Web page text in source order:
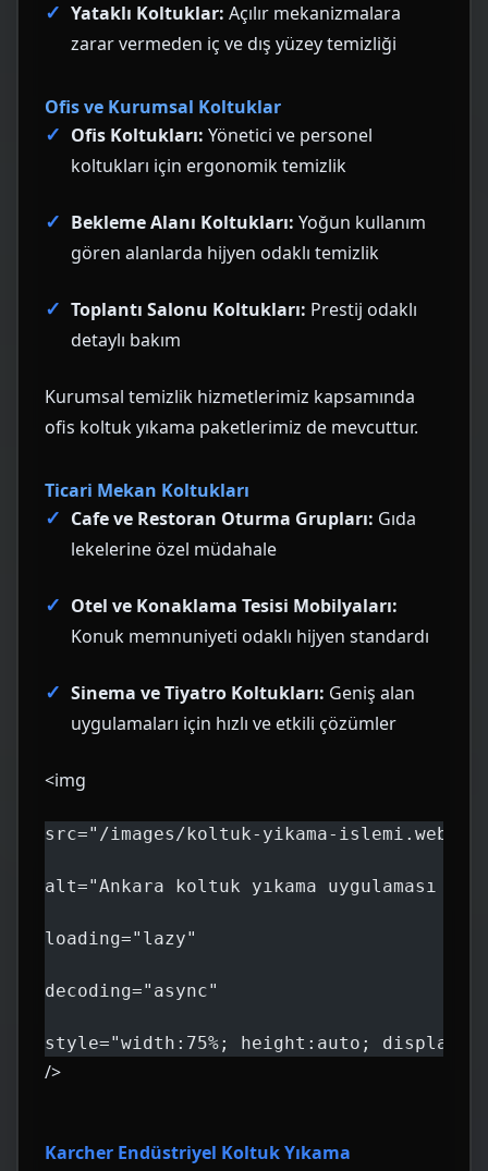
Yataklı Koltuklar: Açılır mekanizmalara
zarar vermeden iç ve dış yüzey temizliği
Ofis ve Kurumsal Koltuklar
Ofis Koltukları: Yönetici ve personel
koltukları için ergonomik temizlik
Bekleme Alanı Koltukları: Yoğun kullanım
gören alanlarda hijyen odaklı temizlik
Toplantı Salonu Koltukları: Prestij odaklı
detaylı bakım
Kurumsal temizlik hizmetlerimiz kapsamında
ofis koltuk yıkama paketlerimiz de mevcuttur.
Ticari Mekan Koltukları
Cafe ve Restoran Oturma Grupları: Gıda
lekelerine özel müdahale
Otel ve Konaklama Tesisi Mobilyaları:
Konuk memnuniyeti odaklı hijyen standardı
Sinema ve Tiyatro Koltukları: Geniş alan
uygulamaları için hızlı ve etkili çözümler
<img
src="/images/koltuk-yikama-islemi.webp"
alt="Ankara koltuk yıkama uygulaması
loading="lazy"
decoding="async"
style="width:75%; height:auto;
/>
Karcher Endüstriyel Koltuk Yıkama